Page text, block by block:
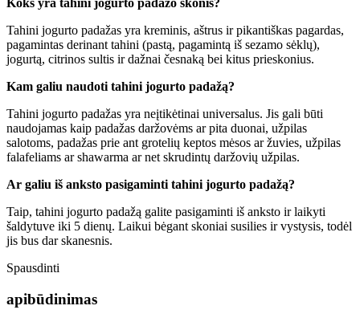
Koks yra tahini jogurto padažo skonis?
Tahini jogurto padažas yra kreminis, aštrus ir pikantiškas pagardas,
pagamintas derinant tahini (pastą, pagamintą iš sezamo sėklų),
jogurtą, citrinos sultis ir dažnai česnaką bei kitus prieskonius.
Kam galiu naudoti tahini jogurto padažą?
Tahini jogurto padažas yra neįtikėtinai universalus. Jis gali būti
naudojamas kaip padažas daržovėms ar pita duonai, užpilas
salotoms, padažas prie ant grotelių keptos mėsos ar žuvies, užpilas
falafeliams ar shawarma ar net skrudintų daržovių užpilas.
Ar galiu iš anksto pasigaminti tahini jogurto padažą?
Taip, tahini jogurto padažą galite pasigaminti iš anksto ir laikyti
šaldytuve iki 5 dienų. Laikui bėgant skoniai susilies ir vystysis, todėl
jis bus dar skanesnis.
Spausdinti
apibūdinimas